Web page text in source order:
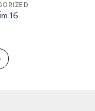
16